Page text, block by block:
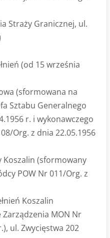
Straży Granicznej, ul.
(od 15 września
(sformowana na
Sztabu Generalnego
r. i wykonawczego
Org. z dnia 22.05.1956
Koszalin (sformowany
POW Nr 011/Org. z
Koszalin
MON Nr
ul. Zwycięstwa 202